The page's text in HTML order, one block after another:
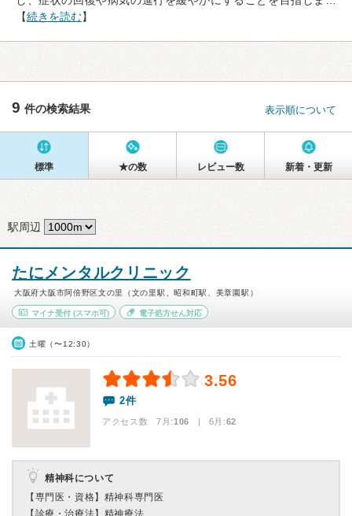
【続きを読む】
9 件の検索結果 表示順について
標準 ★の数 レビュー数 新着・更新
駅周辺
たにメンタルクリニック
大阪府大阪市阿倍野区文の里（文の里駅、昭和町駅、美章園駅）
マイナ受付 (スマホ可) 電子処方せん対応
土曜（〜12:30）
3.56
2件
アクセス数 7月:106 | 6月:62
精神科について
【専門医・資格】 精神科専門医
【診療・治療法】 精神療法